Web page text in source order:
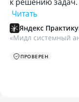
Читать
Яндекс
«Мидл системный
ПРОВЕРЕН